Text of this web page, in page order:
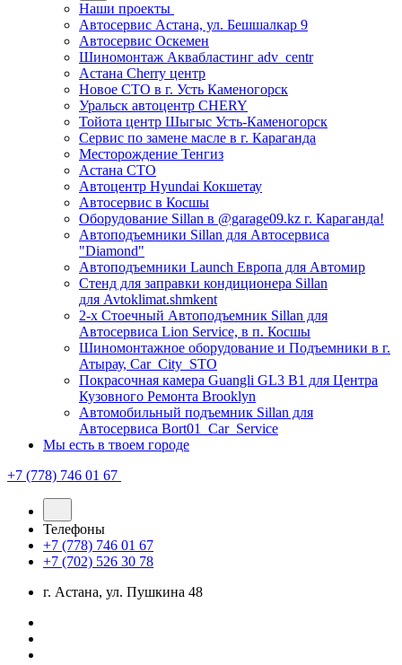
Наши проекты
Автосервис Астана, ул. Бешшалкар 9
Автосервис Оскемен
Шиномонтаж Аквабластинг adv_centr
Астана Cherry центр
Новое СТО в г. Усть Каменогорск
Уральск автоцентр CHERY
Тойота центр Шыгыс Усть-Каменогорск
Сервис по замене масле в г. Караганда
Месторождение Тенгиз
Астана СТО
Автоцентр Hyundai Кокшетау
Автосервис в Косшы
Оборудование Sillan в @garage09.kz г. Караганда!
Автоподъемники Sillan для Автосервиса
"Diamond"
Автоподъемники Launch Европа для Автомир
Стенд для заправки кондиционера Sillan
для Avtoklimat.shmkent
2-х Стоечный Автоподъемник Sillan для
Автосервиса Lion Service, в п. Косшы
Шиномонтажное оборудование и Подъемники в г.
Атырау, Car_City_STO
Покрасочная камера Guangli GL3 B1 для Центра
Кузовного Ремонта Brooklyn
Автомобильный подъемник Sillan для
Автосервиса Bort01_Car_Service
Мы есть в твоем городе
+7 (778) 746 01 67
Телефоны
+7 (778) 746 01 67
+7 (702) 526 30 78
г. Астана, ул. Пушкина 48